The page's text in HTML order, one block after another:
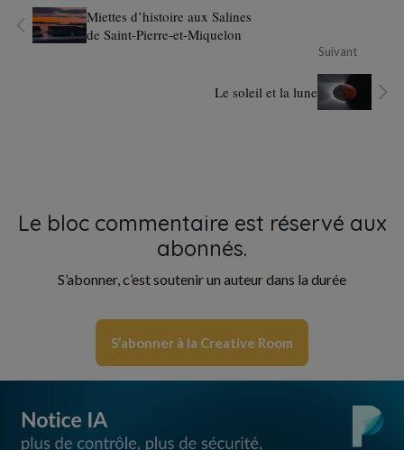
Miettes d’histoire aux Salines
de Saint-Pierre-et-Miquelon
Suivant
Le soleil et la lune
Le bloc commentaire est réservé aux
abonnés.
S’abonner, c’est soutenir un auteur dans la durée
S’abonner à la Creative Room